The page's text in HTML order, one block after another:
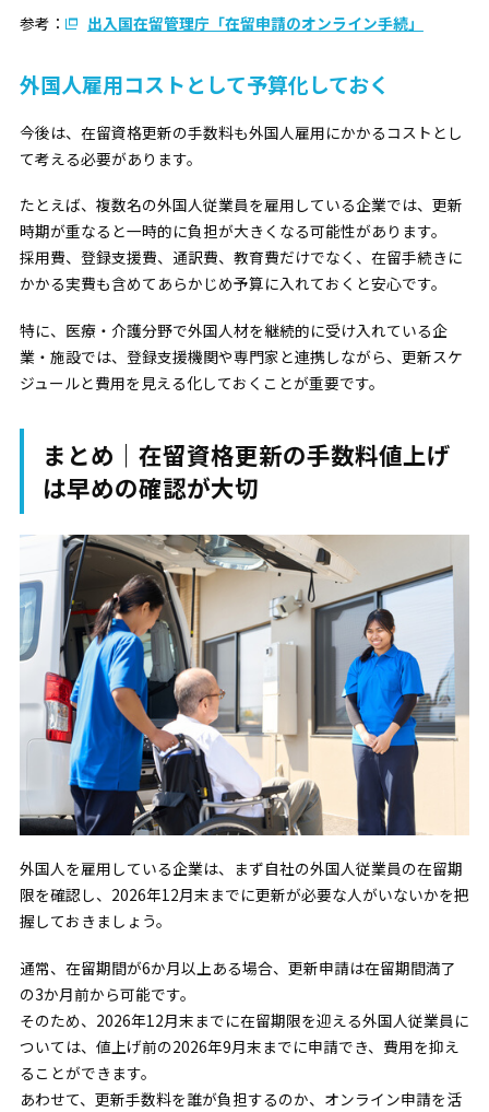
参考： 出入国在留管理庁「在留申請のオンライン手続」
外国人雇用コストとして予算化しておく
今後は、在留資格更新の手数料も外国人雇用にかかるコストとし
て考える必要があります。
たとえば、複数名の外国人従業員を雇用している企業では、更新
時期が重なると一時的に負担が大きくなる可能性があります。
採用費、登録支援費、通訳費、教育費だけでなく、在留手続きに
かかる実費も含めてあらかじめ予算に入れておくと安心です。
特に、医療・介護分野で外国人材を継続的に受け入れている企
業・施設では、登録支援機関や専門家と連携しながら、更新スケ
ジュールと費用を見える化しておくことが重要です。
まとめ｜在留資格更新の手数料値上げ
は早めの確認が大切
外国人を雇用している企業は、まず自社の外国人従業員の在留期
限を確認し、2026年12月末までに更新が必要な人がいないかを把
握しておきましょう。
通常、在留期間が6か月以上ある場合、更新申請は在留期間満了
の3か月前から可能です。
そのため、2026年12月末までに在留期限を迎える外国人従業員に
ついては、値上げ前の2026年9月末までに申請でき、費用を抑え
ることができます。
あわせて、更新手数料を誰が負担するのか、オンライン申請を活